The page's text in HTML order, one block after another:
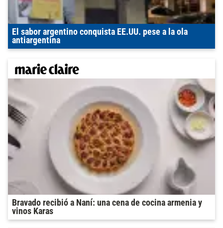
El sabor argentino conquista EE.UU. pese a la ola
antiargentina
Bravado recibió a Naní: una cena de cocina armenia y
vinos Karas